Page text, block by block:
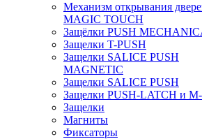
Механизм открывания
MAGIC TOUCH
Защёлки PUSH
Защелки T-PUSH
Защелки SALICE PUSH
MAGNETIC
Защелки SALICE PUSH
Защелки PUSH-LATCH и
Защелки
Магниты
Фиксаторы